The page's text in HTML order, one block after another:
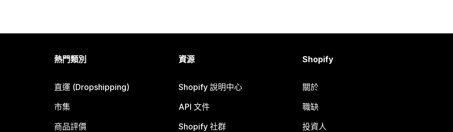
熱門類別
直運 (Dropshipping)
市集
商品評價
資源
Shopify 說明中心
API 文件
Shopify 社群
Shopify
關於
職缺
投資人